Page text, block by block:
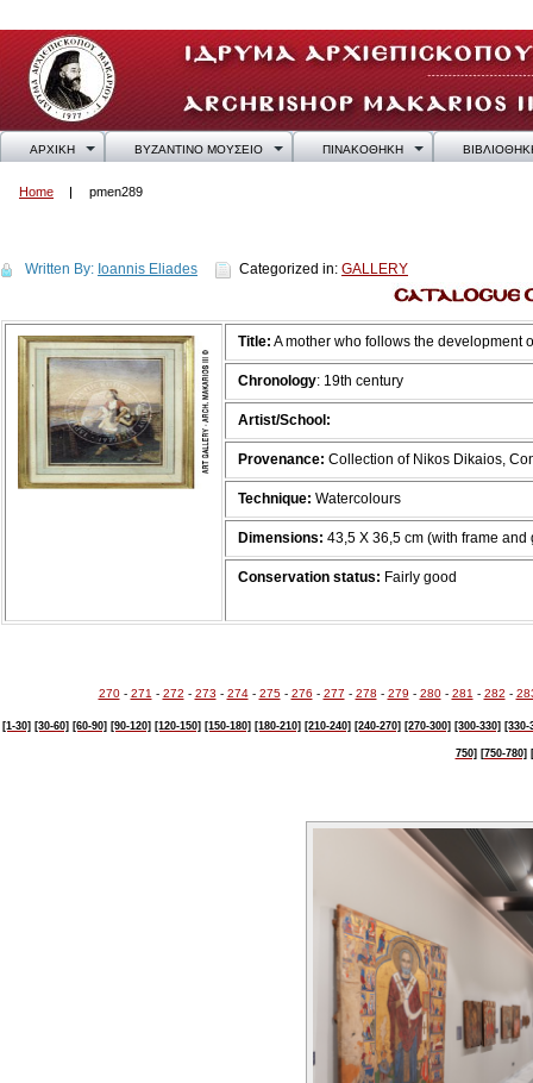
ΑΡΧΙΚΗ ΒΥΖΑΝΤΙΝΟ ΜΟΥΣΕΙΟ ΠΙΝΑΚΟΘΗΚΗ
Home pmen289
Written By: Ioannis Eliades Categorized in: GALLERY
Title: A mother who follows the development
Chronology: 19th century
Artist/School:
Provenance: Collection of Nikos Dikaios,
Technique: Watercolours
Dimensions: 43,5 Χ 36,5 cm (with frame and
Conservation status: Fairly good
270- 271 - 272 - 273 - 274- 275- 276 - 277 - 278 - 279 - 280- 281 - 282 -
[1-30] [30-60] [60-90] [90-120] [120-150] [150-180] [180-210] [210-240] [240-270] [270-300] [300-330] [330-
750] [750-780]